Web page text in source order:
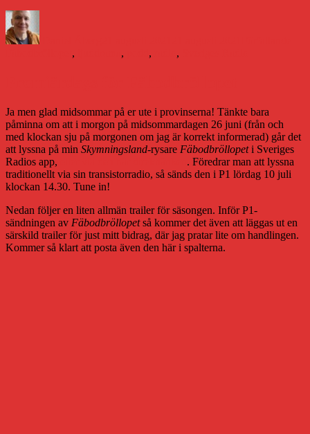
, , , ,
Ja men glad midsommar på er ute i provinserna! Tänkte bara
påminna om att i morgon på midsommardagen 26 juni (från och
med klockan sju på morgonen om jag är korrekt informerad) går det
att lyssna på min Skymningsland-rysare Fäbodbröllopeti Sveriges
Radios app,
. Föredrar man att lyssna
traditionellt via sin transistorradio, så sänds den i P1 lördag 10 juli
klockan 14.30. Tune in!
Nedan följer en liten allmän trailer för säsongen. Inför P1-
sändningen av Fäbodbröllopetså kommer det även att läggas ut en
särskild trailer för just mitt bidrag, där jag pratar lite om handlingen.
Kommer så klart att posta även den här i spalterna.